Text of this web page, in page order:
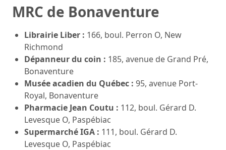
MRC de Bonaventure
Librairie Liber : 166, boul. Perron O, New
Richmond
Dépanneur du coin : 185, avenue de Grand Pré,
Bonaventure
Musée acadien du Québec : 95, avenue Port-
Royal, Bonaventure
Pharmacie Jean Coutu : 112, boul. Gérard D.
Levesque O, Paspébiac
Supermarché IGA : 111, boul. Gérard D.
Levesque O, Paspébiac